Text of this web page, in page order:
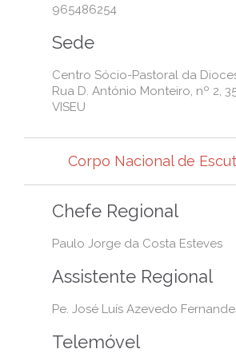
965486254
Sede
Centro Sócio-Pastoral da
Rua D. António Monteiro, nº 2,
VISEU
Corpo Nacional de
Chefe Regional
Paulo Jorge da Costa Esteves
Assistente Regional
Pe. José Luís Azevedo
Telemóvel